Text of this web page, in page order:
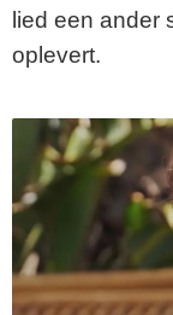
lied een ander
oplevert.